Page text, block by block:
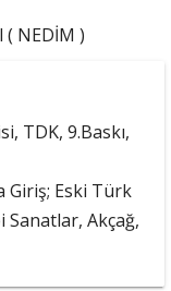
NEDİM )
TDK, 9.Baskı,
Giriş; Eski Türk
Sanatlar, Akçağ,